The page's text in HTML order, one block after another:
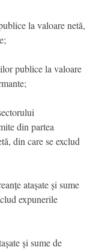
la valoare netă,
publice la valoare
din partea
din care se exclud
atașate și sume
expunerile
și sume de